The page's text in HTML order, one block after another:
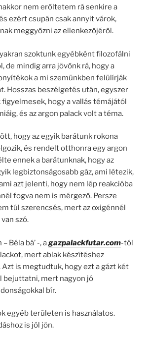
nem erőltetem rá senkire a
ezért csupán csak annyit várok,
meggyőzni az ellenkezőjéről.
szoktunk egyébként filozofálni
de mindig arra jövőnk rá, hogy a
a mi szemünkben felülírják
Hosszas beszélgetés után, egyszer
hogy a vallás témájától
és az argon palack volt a téma.
hogy az egyik barátunk rokona
és rendelt otthonra egy argon
ennek a barátunknak, hogy az
legbiztonságosabb gáz, ami létezik,
azt jelenti, hogy nem lép reakcióba
fogva nem is mérgező. Persze
túl szerencsés, mert az oxigénnél
szó.
Béla bá’ -, agazpalackfutar.com-tól
mert ablak készítéshez
is megtudtuk, hogy ezt a gázt két
bejuttatni, mert nagyon jó
bír.
egyéb területen is használatos.
is jól jön.